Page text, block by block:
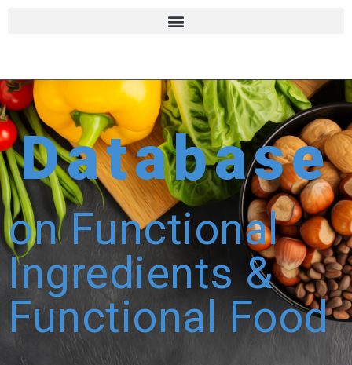
Database
on Functional
Ingredients &
Functional Food